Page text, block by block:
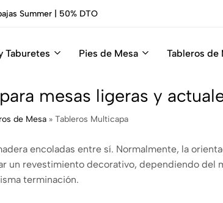
Summer | 50% DTO
Taburetes Pies de Mesa Tableros de
mesas ligeras y
de Mesa » Tableros Multicapa
encoladas entre sí. Normalmente, la
revestimiento decorativo, dependiendo del
terminación.